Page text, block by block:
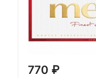
770 ₽